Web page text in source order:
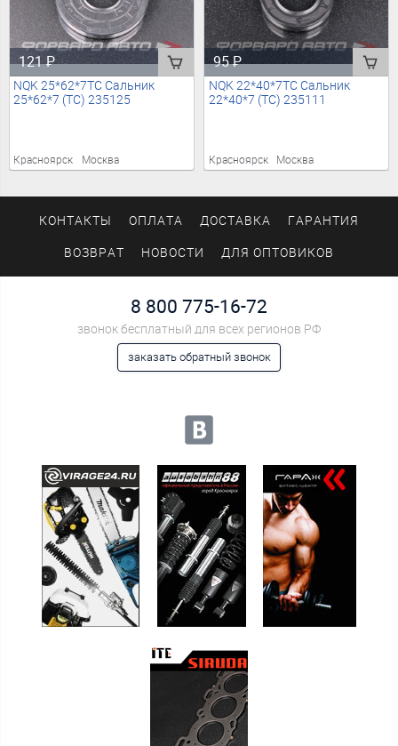
121₽
NQK 25*62*7TC Сальник
25*62*7 (TC) 235125
Красноярск Москва
95₽
NQK 22*40*7TC Сальник
22*40*7 (TC) 235111
Красноярск Москва
КОНТАКТЫ ОПЛАТА ДОСТАВКА ГАРАНТИЯ
ВОЗВРАТ НОВОСТИ ДЛЯ ОПТОВИКОВ
8 800 775-16-72
звонок бесплатный для всех регионов РФ
заказать обратный звонок